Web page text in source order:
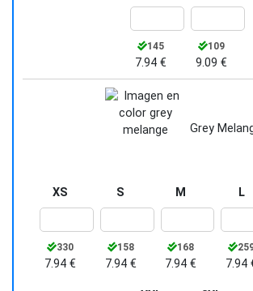
145
7.94 €
109
9.09 €
Grey
XS
330
7.94 €
S
158
7.94 €
M
168
7.94 €
L
7.94